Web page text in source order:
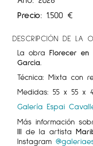
Precio: 1.500 €
DESCRIPCIÓN DE LA
La obra Florecer en
García
Técnica: Mixta con
Medidas: 55 x 55 x
Galería Espai
Más información
III de la artista
Instagram